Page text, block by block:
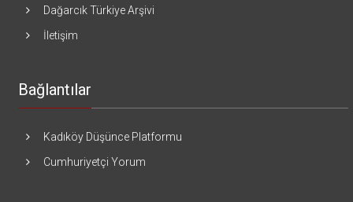
Dağarcık Türkiye Arşivi
İletişim
Bağlantılar
Kadıköy Düşünce Platformu
Cumhuriyetçi Yorum